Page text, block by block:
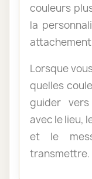
couleurs
la
Lorsque
quelles
guider
avec le lieu,
et le
transmettre.